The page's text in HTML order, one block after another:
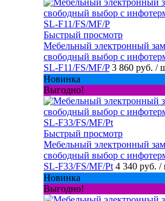
Быстрый просмотр
Мебельный электронный
свободный выбор с
SL-F11/FS/MF/P 3 860 руб. /
Новинка
Выгодно!
Быстрый просмотр
Мебельный электронный
свободный выбор с
SL-F33/FS/MF/Pt 4 340 руб. /
Новинка
Выгодно!